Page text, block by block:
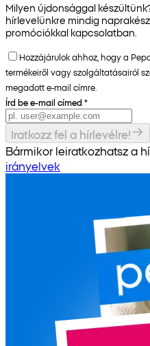
Milyen újdonsággal
hírlevelünkre mindig
promóciókkal kapcsolatban.
Hozzájárulok ahhoz, hogy a
termékeiről vagy szolgáltatásairól
megadott e-mail címre.
Írd be e-mail címed *
Iratkozz fel a hírlevélre!
Bármikor leiratkozhatsz a
irányelvek